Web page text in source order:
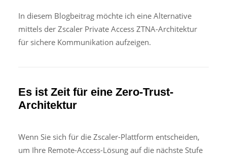
In diesem Blogbeitrag möchte ich eine Alternative
mittels der Zscaler Private Access ZTNA-Architektur
für sichere Kommunikation aufzeigen.
Es ist Zeit für eine Zero-Trust-
Architektur
Wenn Sie sich für die Zscaler-Plattform entscheiden,
um Ihre Remote-Access-Lösung auf die nächste Stufe